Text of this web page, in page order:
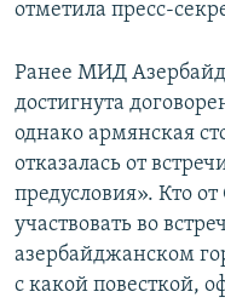
отметила пресс-
Ранее МИД
достигнута
однако армянская
отказалась от
предусловия». Кто
участвовать во
азербайджанском
с какой повесткой,